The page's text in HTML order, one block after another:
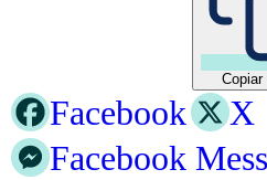
Copiar
Facebook
X
Facebook